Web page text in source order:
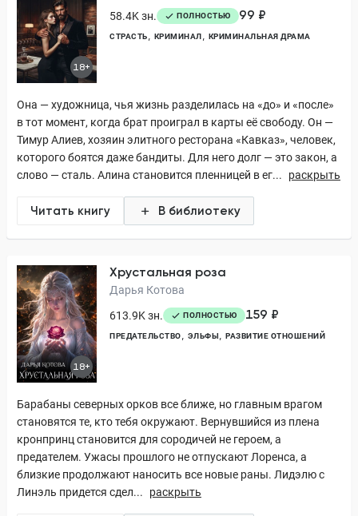
18+
58.4K зн.
ПОЛНОСТЬЮ 99 ₽
СТРАСТЬ КРИМИНАЛ КРИМИНАЛЬНАЯ ДРАМА
Она — художница, чья жизнь разделилась на «до» и «после»
в тот момент, когда брат проиграл в карты её свободу. Он —
Тимур Алиев, хозяин элитного ресторана «Кавказ», человек,
которого боятся даже бандиты. Для него долг — это закон, а
слово — сталь. Алина становится пленницей в ег...
раскрыть
Читать книгу В библиотеку
18+
Хрустальная роза
Дарья Котова
613.9K зн.
ПОЛНОСТЬЮ 159 ₽
ПРЕДАТЕЛЬСТВО ЭЛЬФЫ РАЗВИТИЕ ОТНОШЕНИЙ
Барабаны северных орков все ближе, но главным врагом
становятся те, кто тебя окружают. Вернувшийся из плена
кронпринц становится для сородичей не героем, а
предателем. Ужасы прошлого не отпускают Лоренса, а
близкие продолжают наносить все новые раны. Лидэлю с
Линэль придется сдел...
раскрыть